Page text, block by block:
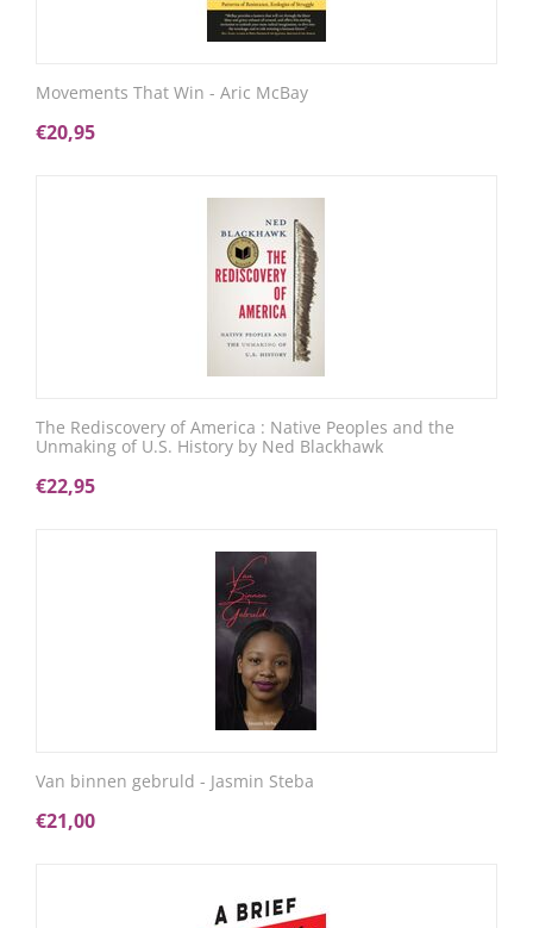
Movements That Win - Aric McBay
€20,95
The Rediscovery of America : Native Peoples and the
Unmaking of U.S. History by Ned Blackhawk
€22,95
Van binnen gebruld - Jasmin Steba
€21,00